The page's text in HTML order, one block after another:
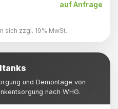
auf Anfrage
sich zzgl. 19% MwSt.
und Demontage von
nach WHG.